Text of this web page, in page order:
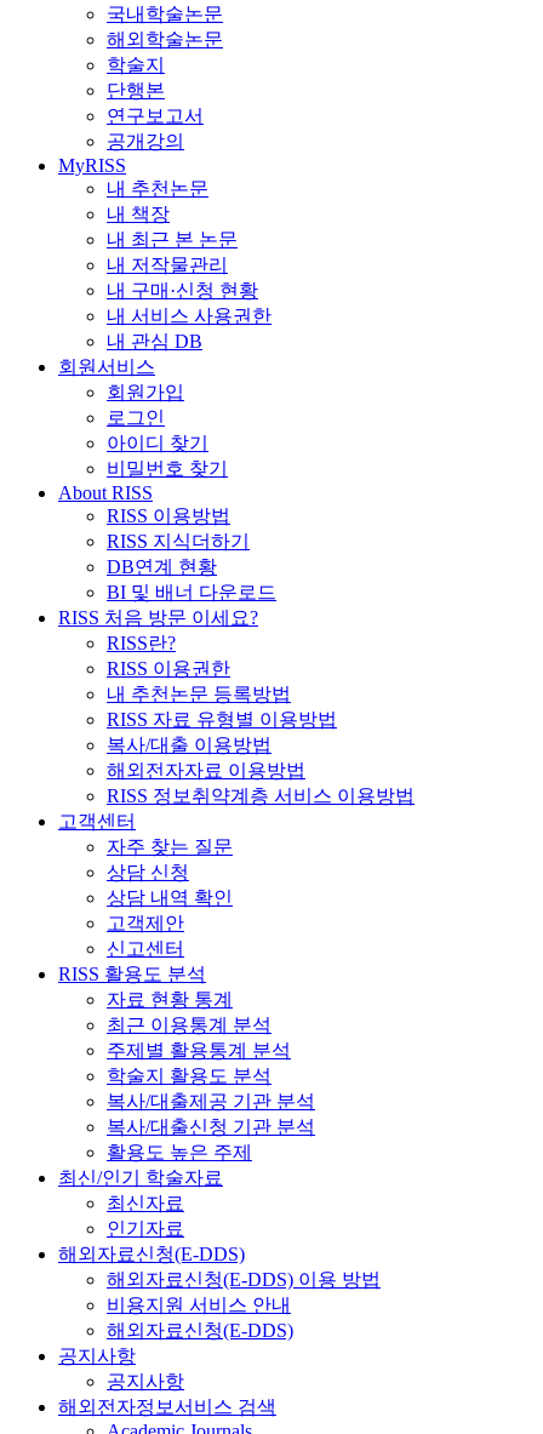
국내학술논문
해외학술논문
학술지
단행본
연구보고서
공개강의
MyRISS
내 추천논문
내 책장
내 최근 본 논문
내 저작물관리
내 구매·신청 현황
내 서비스 사용권한
내 관심 DB
회원서비스
회원가입
로그인
아이디 찾기
비밀번호 찾기
About RISS
RISS 이용방법
RISS 지식더하기
DB연계 현황
BI 및 배너 다운로드
RISS 처음 방문 이세요?
RISS란?
RISS 이용권한
내 추천논문 등록방법
RISS 자료 유형별 이용방법
복사/대출 이용방법
해외전자자료 이용방법
RISS 정보취약계층 서비스 이용방법
고객센터
자주 찾는 질문
상담 신청
상담 내역 확인
고객제안
신고센터
RISS 활용도 분석
자료 현황 통계
최근 이용통계 분석
주제별 활용통계 분석
학술지 활용도 분석
복사/대출제공 기관 분석
복사/대출신청 기관 분석
활용도 높은 주제
최신/인기 학술자료
최신자료
인기자료
해외자료신청(E-DDS)
해외자료신청(E-DDS) 이용 방법
비용지원 서비스 안내
해외자료신청(E-DDS)
공지사항
공지사항
해외전자정보서비스 검색